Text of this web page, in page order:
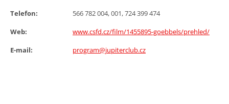
Telefon:
566 782 004, 001, 724 399 474
Web:
www.csfd.cz/film/1455895-goebbels/prehled/
E-mail:
program@jupiterclub.cz